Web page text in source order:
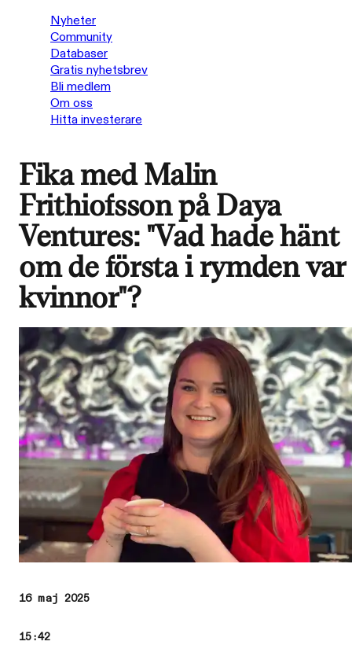
Nyheter
Community
Databaser
Gratis nyhetsbrev
Bli medlem
Om oss
Hitta investerare
Fika med Malin
Frithiofsson på Daya
Ventures: "Vad hade hänt
om de första i rymden var
kvinnor"?
16 maj 2025
15:42